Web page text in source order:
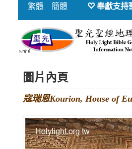
繁體 簡體 奉獻支持
圖片內頁
寇瑞恩Kourion, House of